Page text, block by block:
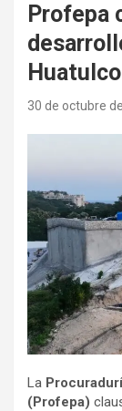
Profepa
30 de octubre
La
(Profepa)